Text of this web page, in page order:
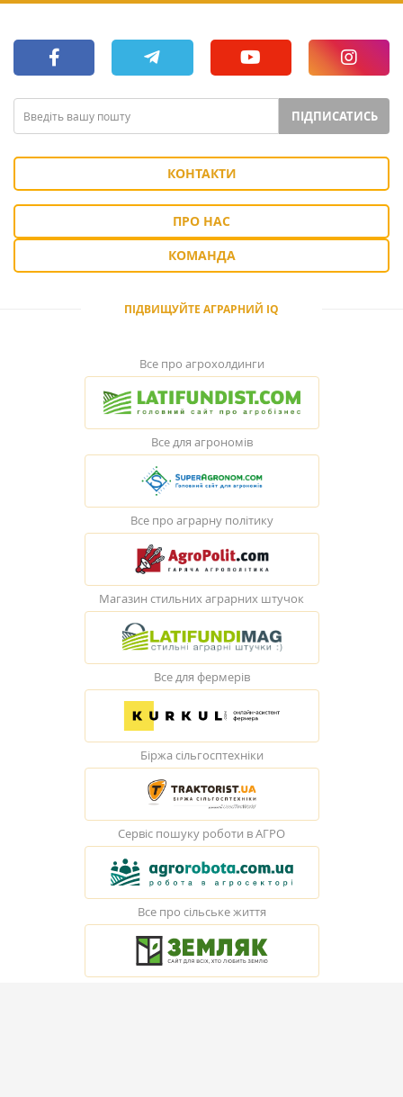
ПІДПИСАТИСЬ
КОНТАКТИ
ПРО НАС
КОМАНДА
ПІДВИЩУЙТЕ АГРАРНИЙ IQ
Все про агрохолдинги
Все для агрономів
Все про аграрну політику
Магазин стильних аграрних штучок
Все для фермерів
Біржа сільгосптехніки
Сервіс пошуку роботи в АГРО
Все про сільське життя